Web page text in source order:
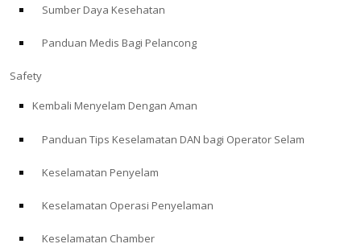
Store
Alert Diver
PROGRAM PROFESIONAL
Sumber Daya Kesehatan
Panduan Medis Bagi Pelancong
Safety
Kembali Menyelam Dengan Aman
Panduan Tips Keselamatan DAN bagi Operator Selam
Keselamatan Penyelam
Keselamatan Operasi Penyelaman
Keselamatan Chamber